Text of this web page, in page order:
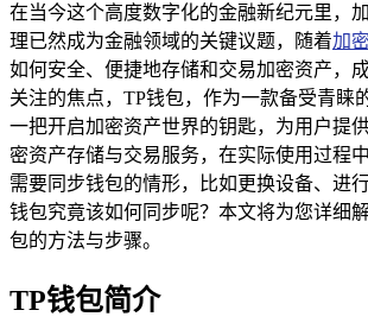
在当今这个高度数字化的金融新纪元里，
理已然成为金融领域的关键议题，随着加
如何安全、便捷地存储和交易加密资产，
关注的焦点，TP钱包，作为一款备受青睐
一把开启加密资产世界的钥匙，为用户提
密资产存储与交易服务，在实际使用过程
需要同步钱包的情形，比如更换设备、进
钱包究竟该如何同步呢？本文将为您详细
包的方法与步骤。
TP钱包简介